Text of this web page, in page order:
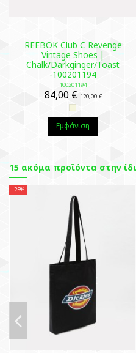
REEBOK Club C Revenge
Vintage Shoes |
Chalk/Darkginger/Toast
-100201194
100201194
84,00 €120,00 €
Εμφάνιση
15 ακόμα προϊόντα στην
-25%